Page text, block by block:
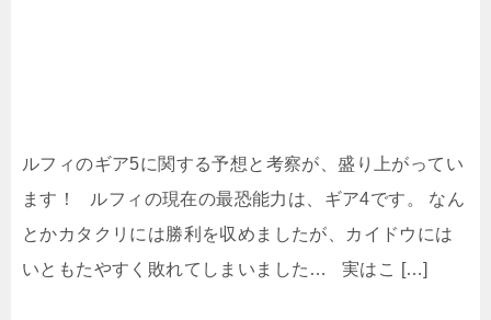
ルフィのギア5に関する予想と考察が、盛り上がってい
ます！ ルフィの現在の最恐能力は、ギア4です。 なん
とかカタクリには勝利を収めましたが、カイドウには
いともたやすく敗れてしまいました… 実はこ […]